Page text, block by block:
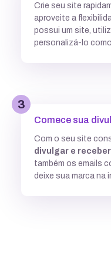
Múltiplas versões do
Integração com
Subdomínios
Crie seu site
aproveite a
possui um site,
personalizá-lo
3
Comece sua
Com o seu site
divulgar e
também os emails
deixe sua marca na